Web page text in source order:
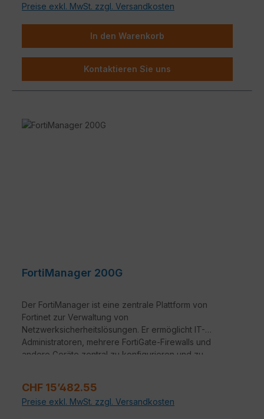
Preise exkl. MwSt. zzgl. Versandkosten
In den Warenkorb
Kontaktieren Sie uns
FortiManager 200G
Der FortiManager ist eine zentrale Plattform von
Fortinet zur Verwaltung von
Netzwerksicherheitslösungen. Er ermöglicht IT-
Administratoren, mehrere FortiGate-Firewalls und
andere Geräte zentral zu konfigurieren und zu
Regulärer Preis:
CHF 15’482.55
Preise exkl. MwSt. zzgl. Versandkosten